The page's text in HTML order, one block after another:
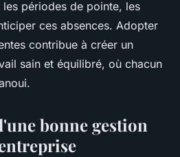
périodes de pointe, les
ces absences. Adopter
contribue à créer un
sain et équilibré, où chacun
bonne gestion